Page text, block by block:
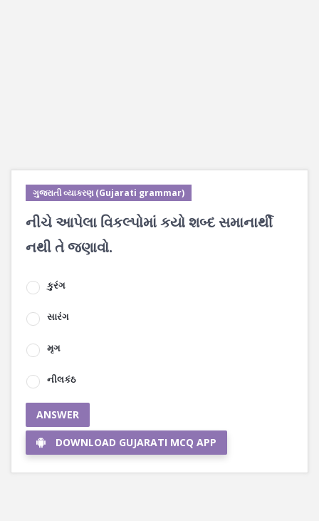
ગુજરાતી વ્યાકરણ (Gujarati grammar)
નીચે આપેલા વિકલ્પોમાં કયો શબ્દ સમાનાર્થી
નથી તે જણાવો.
કુરંગ
સારંગ
મૃગ
નીલકંઠ
ANSWER
DOWNLOAD GUJARATI MCQ APP